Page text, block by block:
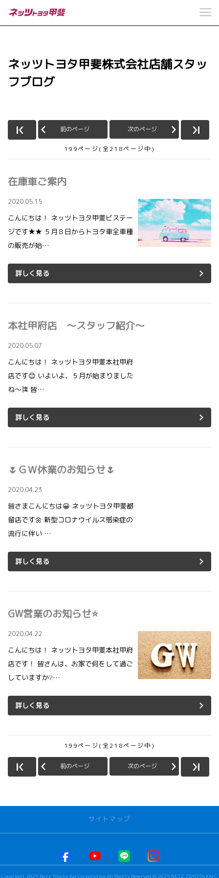
ネッツトヨタ甲斐株式会社店舗スタッ
フブログ
前のページ 次のページ
199ページ(全218ページ中)
在庫車ご案内
2020.05.15
こんにちは！ ネッツトヨタ甲斐ビステー
ジです★★ ５月８日からトヨタ車全車種
の販売が始…
詳しく見る
本社甲府店 ～スタッフ紹介～
2020.05.07
こんにちは！ ネッツトヨタ甲斐本社甲府
店です😊 いよいよ、５月が始まりました
ね～🎏 皆…
詳しく見る
🌷ＧＷ休業のお知らせ🌷
2020.04.23
皆さまこんにちは😀 ネッツトヨタ甲斐都
留店です🌼 新型コロナウイルス感染症の
流行に伴い …
詳しく見る
GW営業のお知らせ⭐
2020.04.22
こんにちは！ ネッツトヨタ甲斐本社甲府
店です！ 皆さんは、お家で何をして過ご
していますか❔…
詳しく見る
199ページ(全218ページ中)
前のページ 次のページ
サイトマップ
Copyright 2025 Netz Toyota Kai Corporation.All Rights Reserved.© 2025 NETZ TOYOTA KAI C